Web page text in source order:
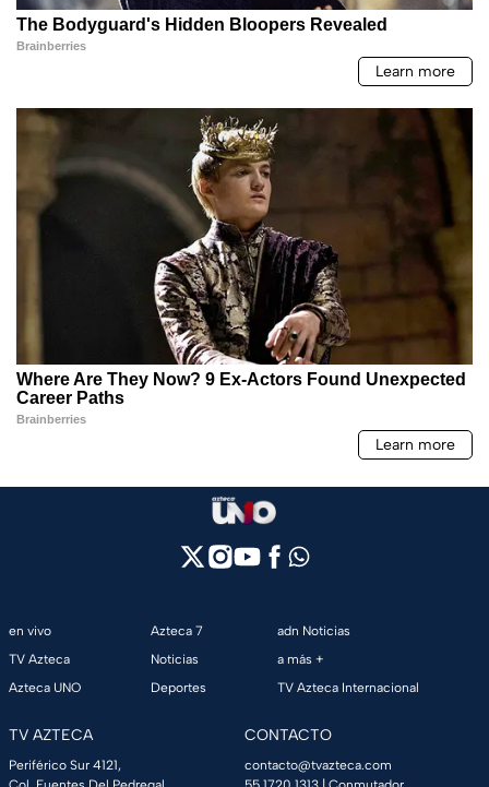
en vivo
TV Azteca
Azteca UNO
Azteca 7
Noticias
Deportes
adn Noticias
a más +
TV Azteca Internacional
TV AZTECA
Periférico Sur 4121,
CONTACTO
contacto@tvazteca.com